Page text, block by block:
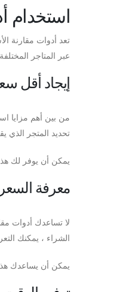
استخدام
تعد أدوات مقارنة
عبر المتاجر
إيجاد أقل
من بين أهم مزايا
تحديد المتجر
يمكن أن يوفر لك هذا
معرفة السعر
لا تساعدك أدوات
الشراء ، يمكنك
يمكن أن يساعدك